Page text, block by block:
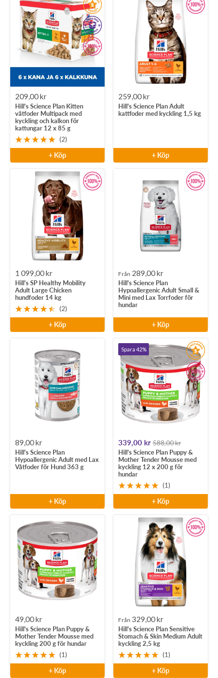
Rea-
pris
209,00 kr
Hill's Science Plan Kitten
våtfoder Multipack med
kyckling och kalkon för
kattungar 12 x 85 g
(2)
+ Köp
Rea-
pris
259,00 kr
Hill's Science Plan Adult
kattfoder med kyckling 1,5 kg
+ Köp
Rea-
pris
1 099,00 kr
Hill's SP Healthy Mobility
Adult Large Chicken
hundfoder 14 kg
(2)
+ Köp
Rea-
pris
Från 289,00 kr
Hill's Science Plan
Hypoallergenic Adult Small &
Mini med Lax Torrfoder för
hundar
+ Köp
Rea-
pris
89,00 kr
Hill's Science Plan
Hypoallergenic Adult med Lax
Våtfoder för Hund 363 g
+ Köp
Spara 42%
Rea-
pris
339,00 kr588,00 kr
Hill's Science Plan Puppy &
Mother Tender Mousse med
kyckling 12 x 200 g för
hundar
(1)
+ Köp
Rea-
pris
49,00 kr
Hill's Science Plan Puppy &
Mother Tender Mousse med
kyckling 200 g för hundar
(1)
+ Köp
Rea-
pris
Från 329,00 kr
Hill's Science Plan Sensitive
Stomach & Skin Medium Adult
kyckling 2,5 kg
(1)
+ Köp